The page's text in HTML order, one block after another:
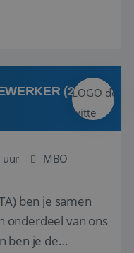
de perfecte
gevoegd...
(24-32
uur MBO
ben je samen
onderdeel van ons
ben je de